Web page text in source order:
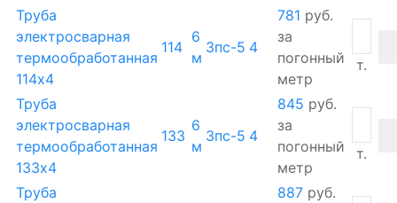
Труба
электросварная
термообработанная
114х4
114
6
м
3пс-5 4
781 руб.
за
погонный
метр
т.
Труба
электросварная
термообработанная
133х4
133
6
м
3пс-5 4
845 руб.
за
погонный
метр
т.
Труба
887 руб.